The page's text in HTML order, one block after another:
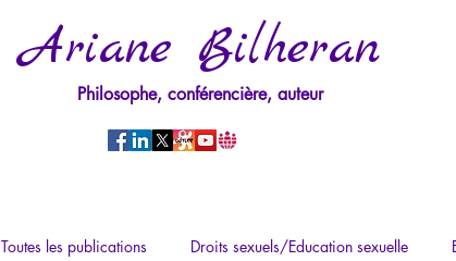
Ariane Bilheran
Philosophe, conférencière, auteur
Toutes les publications Droits sexuels/Education sexuelle